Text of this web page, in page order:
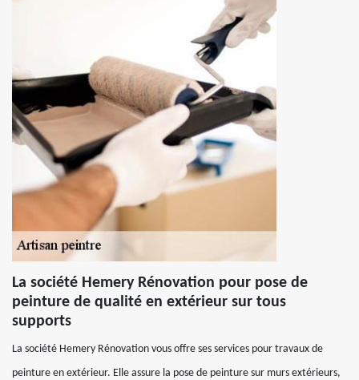
La société Hemery Rénovation pour pose de
peinture de qualité en extérieur sur tous
supports
La société Hemery Rénovation vous offre ses services pour travaux de
peinture en extérieur. Elle assure la pose de peinture sur murs extérieurs,